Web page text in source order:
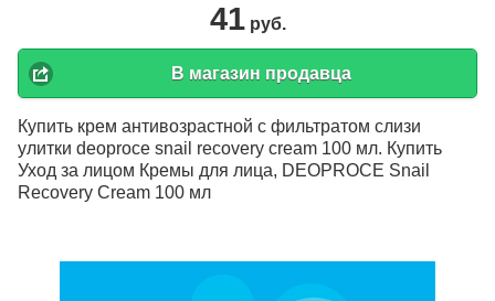
41 руб.
В магазин продавца
Купить крем антивозрастной с фильтратом слизи
улитки deoproce snail recovery cream 100 мл. Купить
Уход за лицом Кремы для лица, DEOPROCE Snail
Recovery Cream 100 мл